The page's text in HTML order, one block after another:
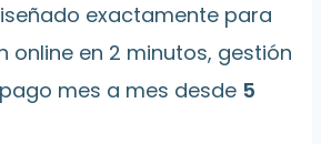
exactamente para
online en 2 minutos, gestión
mes a mes desde 5